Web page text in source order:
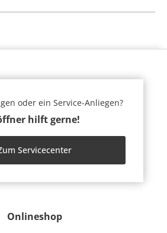
Onlineshop
oder ein Service-Anliegen?
hilft gerne!
Servicecenter